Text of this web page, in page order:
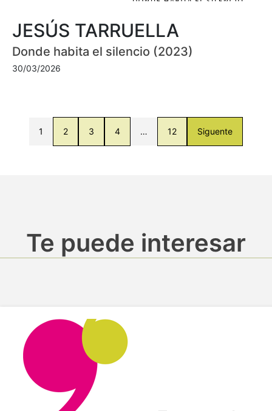
JESÚS TARRUELLA
Donde habita el silencio (2023)
30/03/2026
1 2 3 4 … 12 Siguente
Te puede interesar